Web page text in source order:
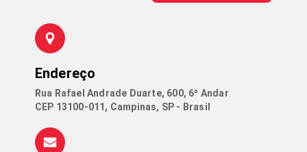
Endereço
Rua Rafael Andrade Duarte, 600, 6º Andar
CEP 13100-011, Campinas, SP - Brasil